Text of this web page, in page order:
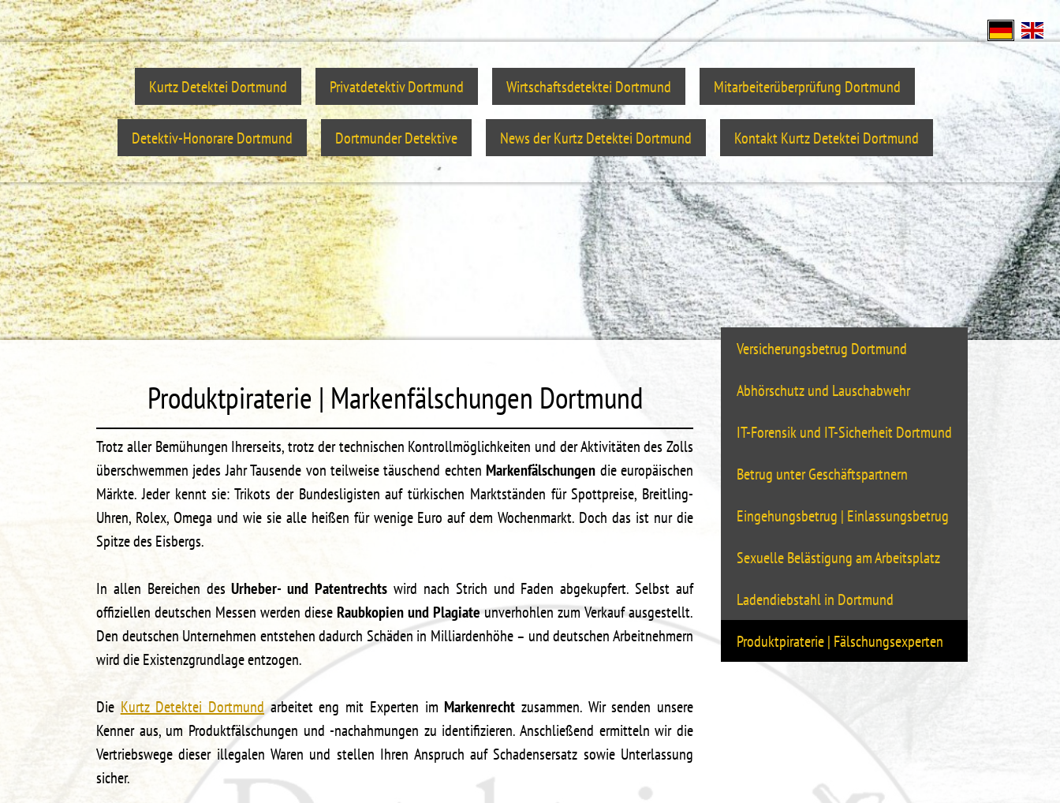
Kurtz Detektei Dortmund Privatdetektiv Dortmund Wirtschaftsdetektei Dortmund Mitarbeiterüberprüfung Dortmund
Detektiv-Honorare Dortmund Dortmunder Detektive News der Kurtz Detektei Dortmund Kontakt Kurtz Detektei Dortmund
Produktpiraterie | Markenfälschungen Dortmund
Trotz aller Bemühungen Ihrerseits, trotz der technischen Kontrollmöglichkeiten und der Aktivitäten des Zolls
überschwemmen jedes Jahr Tausende von teilweise täuschend echtenMarkenfälschungen die europäischen
Märkte. Jeder kennt sie: Trikots der Bundesligisten auf türkischen Marktständen für Spottpreise, Breitling-
Uhren, Rolex, Omega und wie sie alle heißen für wenige Euro auf dem Wochenmarkt. Doch das ist nur die
Spitze des Eisbergs.
In allen Bereichen desUrheber- und Patentrechts wird nach Strich und Faden abgekupfert. Selbst auf
offiziellen deutschen Messen werden dieseRaubkopien und Plagiateunverhohlen zum Verkauf ausgestellt.
Den deutschen Unternehmen entstehen dadurch Schäden in Milliardenhöhe – und deutschen Arbeitnehmern
wird die Existenzgrundlage entzogen.
Die Kurtz Detektei Dortmundarbeitet eng mit Experten imMarkenrecht zusammen. Wir senden unsere
Kenner aus, um Produktfälschungen und -nachahmungen zu identifizieren. Anschließend ermitteln wir die
Vertriebswege dieser illegalen Waren und stellen Ihren Anspruch auf Schadensersatz sowie Unterlassung
sicher.
Versicherungsbetrug Dortmund
Abhörschutz und Lauschabwehr
IT-Forensik und IT-Sicherheit Dortmund
Betrug unter Geschäftspartnern
Eingehungsbetrug | Einlassungsbetrug
Sexuelle Belästigung am Arbeitsplatz
Ladendiebstahl in Dortmund
Produktpiraterie | Fälschungsexperten